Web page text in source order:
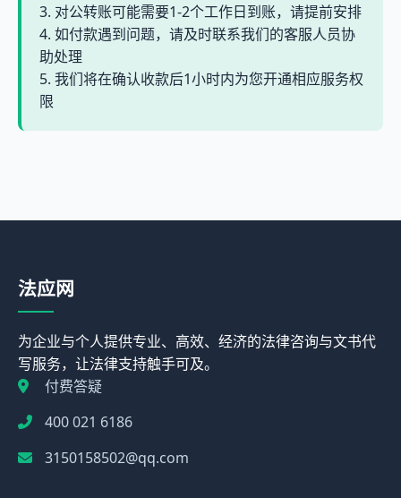
3. 对公转账可能需要1-2个工作日到账，请提前安排
4. 如付款遇到问题，请及时联系我们的客服人员协
助处理
5. 我们将在确认收款后1小时内为您开通相应服务权
限
法应网
为企业与个人提供专业、高效、经济的法律咨询与文书代
写服务，让法律支持触手可及。
付费答疑
400 021 6186
3150158502@qq.com